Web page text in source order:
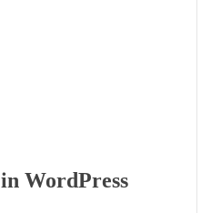
WordPress